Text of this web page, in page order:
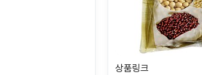
상품링크